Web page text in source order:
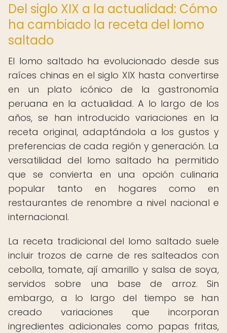
Del siglo XIX a la actualidad: Cómo
ha cambiado la receta del lomo
saltado
El lomo saltado ha evolucionado desde sus
raíces chinas en el siglo XIX hasta convertirse
en un plato icónico de la gastronomía
peruana en la actualidad. A lo largo de los
años, se han introducido variaciones en la
receta original, adaptándola a los gustos y
preferencias de cada región y generación. La
versatilidad del lomo saltado ha permitido
que se convierta en una opción culinaria
popular tanto en hogares como en
restaurantes de renombre a nivel nacional e
internacional.
La receta tradicional del lomo saltado suele
incluir trozos de carne de res salteados con
cebolla, tomate, ají amarillo y salsa de soya,
servidos sobre una base de arroz. Sin
embargo, a lo largo del tiempo se han
creado variaciones que incorporan
ingredientes adicionales como papas fritas,